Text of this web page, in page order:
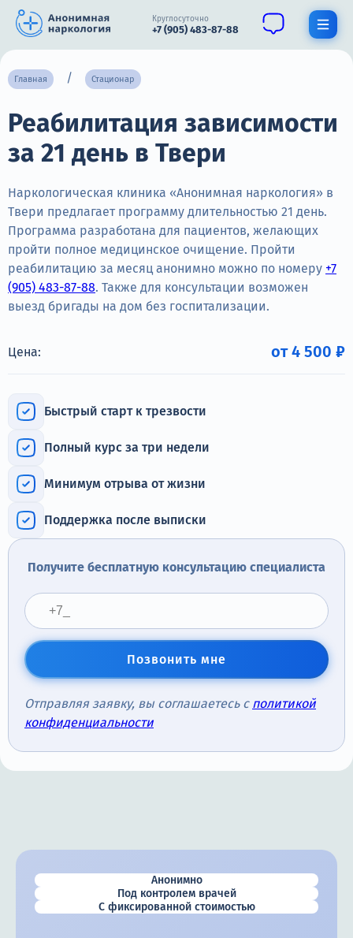
Круглосуточно
+7 (905) 483-87-88
О нас
Наркомания
Нарколог
Стационар
Психиатрия
Терапия
Круглосуточно, анонимно
Адрес call-центра
Тверь, Советская улица, 41
Главная Стационар
Реабилитация зависимости
за 21 день в Твери
Наркологическая клиника «Анонимная наркология» в
Твери предлагает программу длительностью 21 день.
Программа разработана для пациентов, желающих
пройти полное медицинское очищение. Пройти
реабилитацию за месяц анонимно можно по номеру +7
(905) 483-87-88. Также для консультации возможен
выезд бригады на дом без госпитализации.
Цена: от 4 500 ₽
Быстрый старт к трезвости
Полный курс за три недели
Минимум отрыва от жизни
Поддержка после выписки
Получите бесплатную консультацию специалиста
Позвонить мне
Отправляя заявку, вы соглашаетесь с политикой
конфиденциальности
Анонимно
Под контролем врачей
С фиксированной стоимостью